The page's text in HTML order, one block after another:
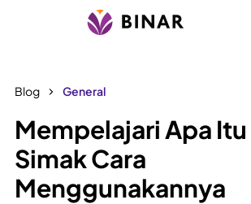
Blog General
Mempelajari Apa
Simak Cara
Menggunakannya